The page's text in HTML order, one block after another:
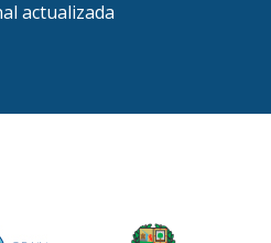
actualizada